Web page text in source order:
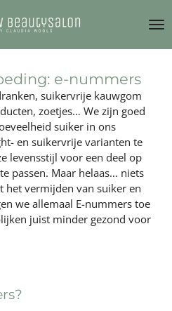
e-nummers
suikervrije kauwgom
zoetjes… We zijn goed
suiker in ons
en suikervrije varianten te
levensstijl voor een deel op
passen. Maar helaas… niets
het vermijden van suiker en
we allemaal E-nummers toe
juist minder gezond voor